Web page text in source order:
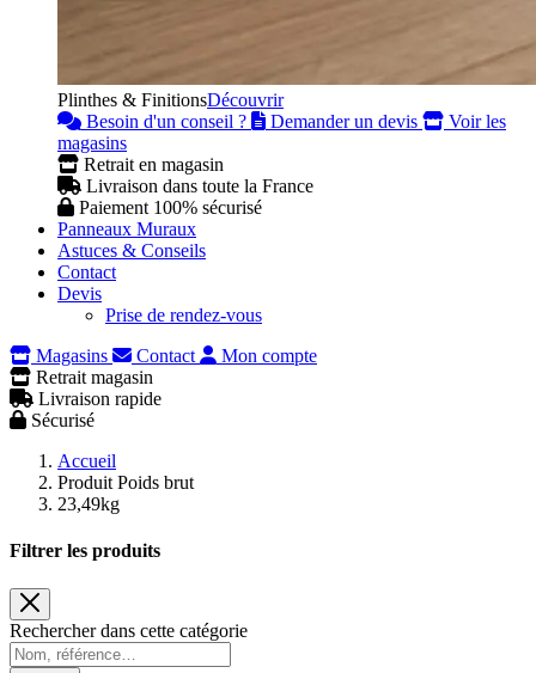
Plinthes & FinitionsDécouvrir
Besoin d'un conseil ?
Demander un devis
Voir les
magasins
Retrait en magasin
Livraison dans toute la France
Paiement 100% sécurisé
Panneaux Muraux
Astuces & Conseils
Contact
Devis
Prise de rendez-vous
Magasins
Contact
Mon compte
Retrait magasin
Livraison rapide
Sécurisé
Accueil
Produit Poids brut
23,49kg
Filtrer les produits
Rechercher dans cette catégorie